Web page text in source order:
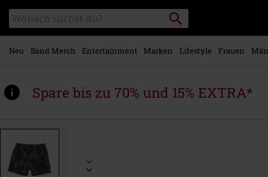
Hauptinhalt
springen
Katalog
durchsuchen
Packstation
suchen
Neu Band Merch Entertainment Marken Lifestyle Frauen
Spare bis zu 70% und 15% EXTRA*
www.emp.at/p/boxershort-
397592.html